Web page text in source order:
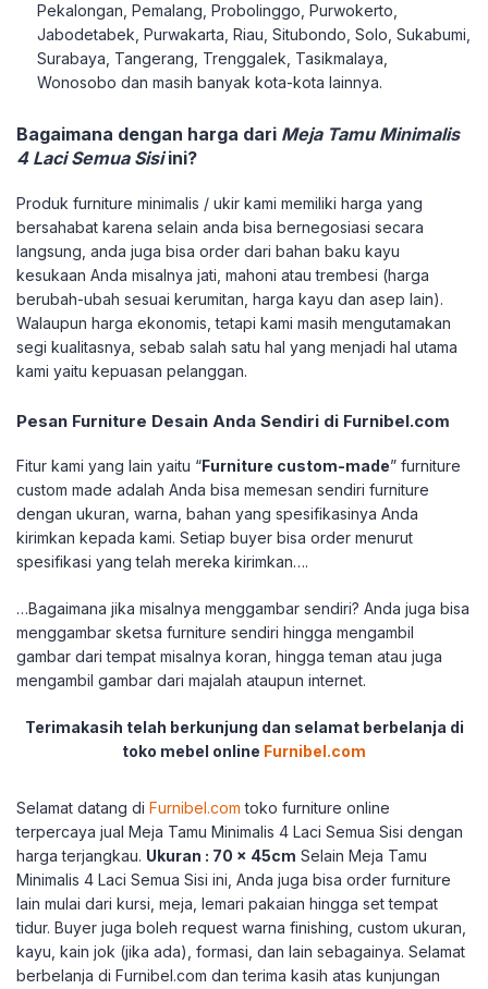
Pekalongan, Pemalang, Probolinggo, Purwokerto,
Jabodetabek, Purwakarta, Riau, Situbondo, Solo, Sukabumi,
Surabaya, Tangerang, Trenggalek, Tasikmalaya,
Wonosobo dan masih banyak kota-kota lainnya.
Bagaimana dengan harga dari Meja Tamu Minimalis
4 Laci Semua Sisiini?
Produk furniture minimalis / ukir kami memiliki harga yang
bersahabat karena selain anda bisa bernegosiasi secara
langsung, anda juga bisa order dari bahan baku kayu
kesukaan Anda misalnya jati, mahoni atau trembesi (harga
berubah-ubah sesuai kerumitan, harga kayu dan asep lain).
Walaupun harga ekonomis, tetapi kami masih mengutamakan
segi kualitasnya, sebab salah satu hal yang menjadi hal utama
kami yaitu kepuasan pelanggan.
Pesan Furniture Desain Anda Sendiri di Furnibel.com
Fitur kami yang lain yaitu “Furniture custom-made” furniture
custom made adalah Anda bisa memesan sendiri furniture
dengan ukuran, warna, bahan yang spesifikasinya Anda
kirimkan kepada kami. Setiap buyer bisa order menurut
spesifikasi yang telah mereka kirimkan….
…Bagaimana jika misalnya menggambar sendiri? Anda juga bisa
menggambar sketsa furniture sendiri hingga mengambil
gambar dari tempat misalnya koran, hingga teman atau juga
mengambil gambar dari majalah ataupun internet.
Terimakasih telah berkunjung dan selamat berbelanja di
toko mebel online Furnibel.com
Selamat datang di Furnibel.com toko furniture online
terpercaya jual Meja Tamu Minimalis 4 Laci Semua Sisi dengan
harga terjangkau. Ukuran : 70 x 45cm Selain Meja Tamu
Minimalis 4 Laci Semua Sisi ini, Anda juga bisa order furniture
lain mulai dari kursi, meja, lemari pakaian hingga set tempat
tidur. Buyer juga boleh request warna finishing, custom ukuran,
kayu, kain jok (jika ada), formasi, dan lain sebagainya. Selamat
berbelanja di Furnibel.com dan terima kasih atas kunjungan